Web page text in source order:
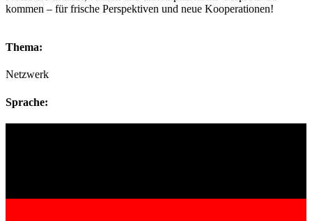
kommen – für frische Perspektiven und neue Kooperationen!
Thema:
Netzwerk
Sprache: